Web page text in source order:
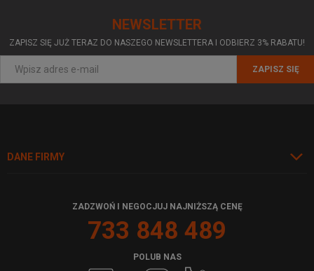
NEWSLETTER
ZAPISZ SIĘ JUŻ TERAZ DO NASZEGO NEWSLETTERA I ODBIERZ 3% RABATU!
ZAPISZ SIĘ
DANE FIRMY
ZADZWOŃ I NEGOCJUJ NAJNIŻSZĄ CENĘ
733 848 489
POLUB NAS